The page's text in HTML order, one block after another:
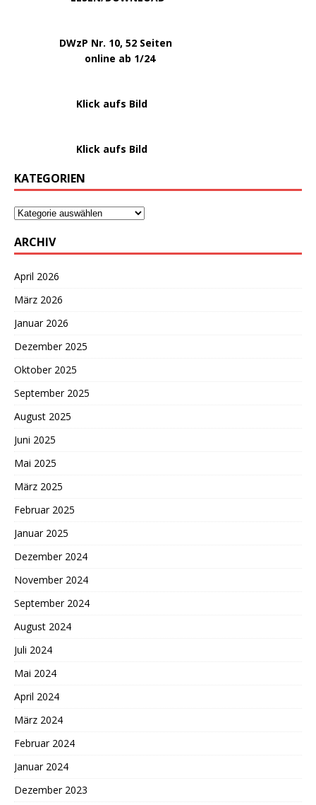
DWzP Nr. 10, 52 Seiten
online ab 1/24
Klick aufs Bild
Klick aufs Bild
KATEGORIEN
ARCHIV
April 2026
März 2026
Januar 2026
Dezember 2025
Oktober 2025
September 2025
August 2025
Juni 2025
Mai 2025
März 2025
Februar 2025
Januar 2025
Dezember 2024
November 2024
September 2024
August 2024
Juli 2024
Mai 2024
April 2024
März 2024
Februar 2024
Januar 2024
Dezember 2023